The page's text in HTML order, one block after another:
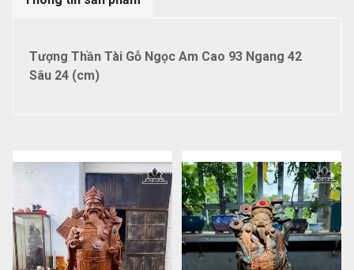
Tượng Thần Tài Gỗ Ngọc Am Cao 93 Ngang 42
Sâu 24 (cm)